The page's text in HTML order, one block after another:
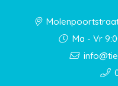
Molenpoortstraat
Ma - Vr